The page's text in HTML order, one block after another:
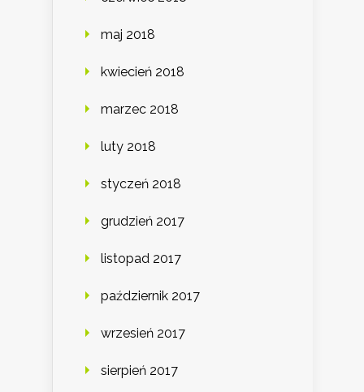
maj 2018
kwiecień 2018
marzec 2018
luty 2018
styczeń 2018
grudzień 2017
listopad 2017
październik 2017
wrzesień 2017
sierpień 2017